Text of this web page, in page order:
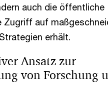
auch die öffentliche
Zugriff auf
erhält.
Ansatz zur
von Forschung